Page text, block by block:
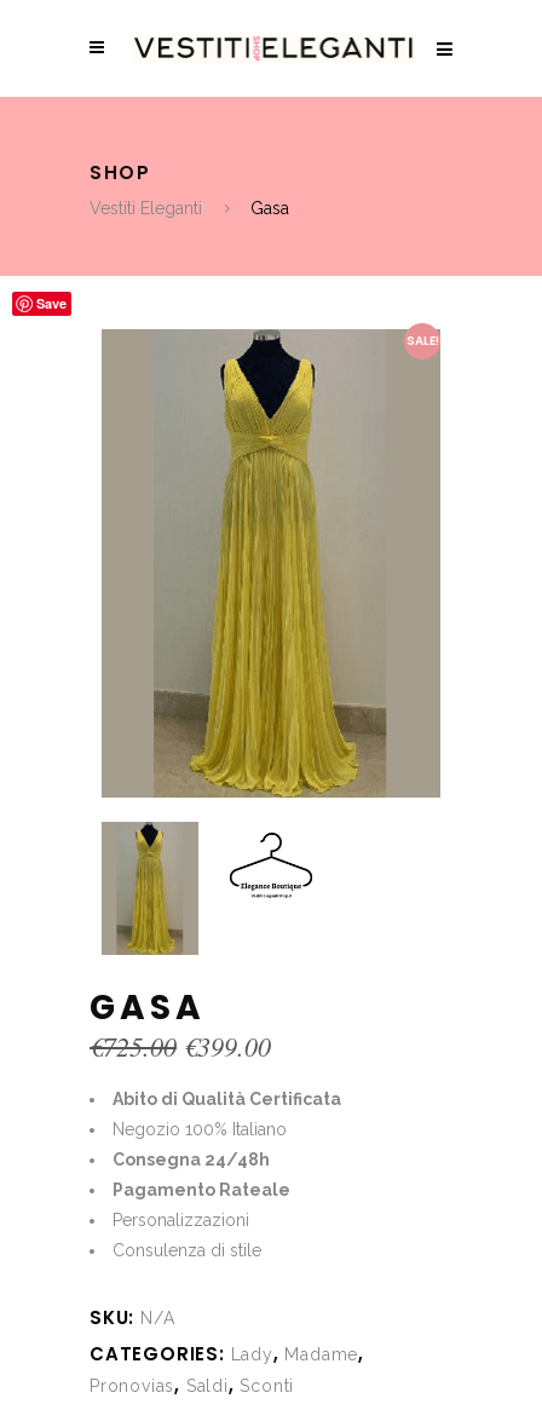
SHOP
Vestiti Eleganti Gasa
Save
SALE!
GASA
€725.00 Original
was:
€725.00.
€399.00Current
is:
€399.00.
Abito di Qualità Certificata
Negozio 100% Italiano
Consegna 24/48h
Pagamento Rateale
Personalizzazioni
Consulenza di stile
SKU: N/A
CATEGORIES: Lady, Madame,
Pronovias, Saldi, Sconti